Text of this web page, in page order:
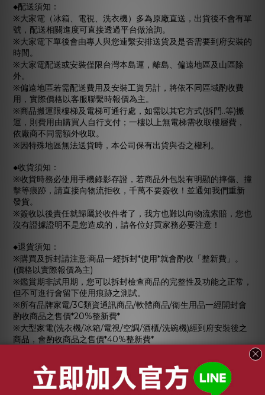
◆配送須知：
※大家電（冰箱、電視、洗衣機）多為原廠直送，出貨後不會有單
號，配送相關進度可直接透過平台做洽詢。
※大家電下單後會由專人與您連繫安排送貨及是否需要到府安裝的
時間。
※大家電配送或安裝僅限台灣本島運，離島、偏遠地區及山區除
外。
※偏遠地區若需配送費用及安裝工資另計，將依不同區域酌收費
用，實際價格以客服聯繫時報價為主。
※商品搬運限樓梯及電梯可通行處，如需以其它方式(拆門..等)搬
運，則費用由購買人自行支付；一樓以上無電梯需收取樓層費，
依廠商不同需額外收取。
※因特殊地區無法送貨時，本公司保有出貨與否之權利。
◆收貨須知：
※收貨時務必使用手機錄影存證，若商品外包裝有明顯的摔傷、撞
擊等痕跡，請直接向物流拒收，千萬不要簽收！並通知我們重新
發貨。
※簽收以後責任就歸屬於收件者了，我方也難以向物流索賠，您也
沒有證據證明不是您造成的，請各位好買家務必要注意！
◆退貨須知：
※購買及拆封請注意:商品一經拆封*使用*就會酌收「整新費」。
(價格以實際報價為主)
※鑑賞期非試用期，您可以拆封檢查商品的完整性及功能之正常，
但不可進行會留下使用痕跡之測試。
※所有品牌家電/3C類資通訊商品/軟體商品/衛生用品一經開封會
酌收商品之售價*20%整新費*
※大型家電(洗衣機/冰箱/電視/空調/酒櫃/洗碗機)經到府安裝後之
商品，會酌收商品之售價*40%整新費*
※若商品已經交付物流但因消費者因素拒收或無法送達者，仍會收
取寄出運費。